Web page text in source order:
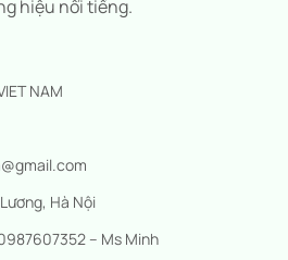
hiệu nổi tiếng.
NAM
Hà Nội
– Ms Minh